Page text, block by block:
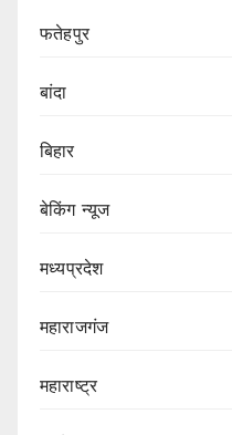
फतेहपुर
बांदा
बिहार
बेकिंग न्यूज
मध्यप्रदेश
महाराजगंज
महाराष्ट्र